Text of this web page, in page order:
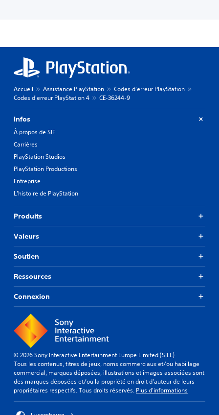
Accueil Assistance PlayStation
Codes d'erreur PlayStation
Codes d'erreur PlayStation 4
CE-36244-9
Infos
À propos de SIE
Carrières
PlayStation Studios
PlayStation Productions
Entreprise
L'histoire de PlayStation
Produits
Valeurs
Soutien
Ressources
Connexion
© 2026 Sony Interactive Entertainment Europe Limited (SIEE)
Tous les contenus, titres de jeux, noms commerciaux et/ou habillage
commercial, marques déposées, illustrations et images associées sont
des marques déposées et/ou la propriété en droit d'auteur de leurs
propriétaires respectifs. Tous droits réservés. Plus d'informations